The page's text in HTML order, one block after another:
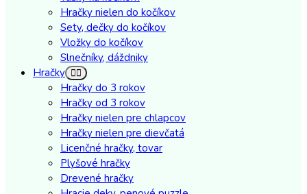
Hračky nielen do kočíkov
Sety, dečky do kočíkov
Vložky do kočíkov
Slnečníky, dáždniky
Hračky
Hračky do 3 rokov
Hračky od 3 rokov
Hračky nielen pre chlapcov
Hračky nielen pre dievčatá
Licenčné hračky, tovar
Plyšové hračky
Drevené hračky